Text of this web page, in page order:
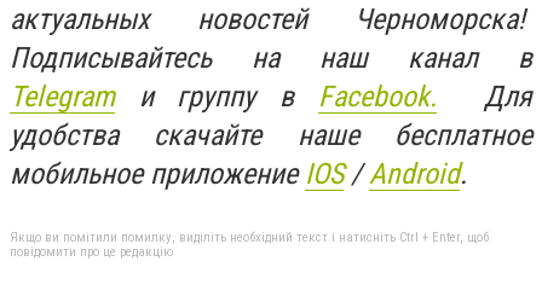
актуальных новостей Черноморска!
Подписывайтесь на наш канал в
Telegramи группу в Facebook. Для
удобства скачайте наше бесплатное
мобильное приложение IOS/Android.
Якщо ви помітили помилку, виділіть необхідний текст і натисніть Ctrl + Enter, щоб
повідомити про це редакцію